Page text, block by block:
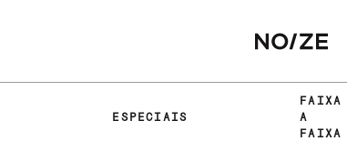
ESPECIAIS
FAIXA
A
FAIXA